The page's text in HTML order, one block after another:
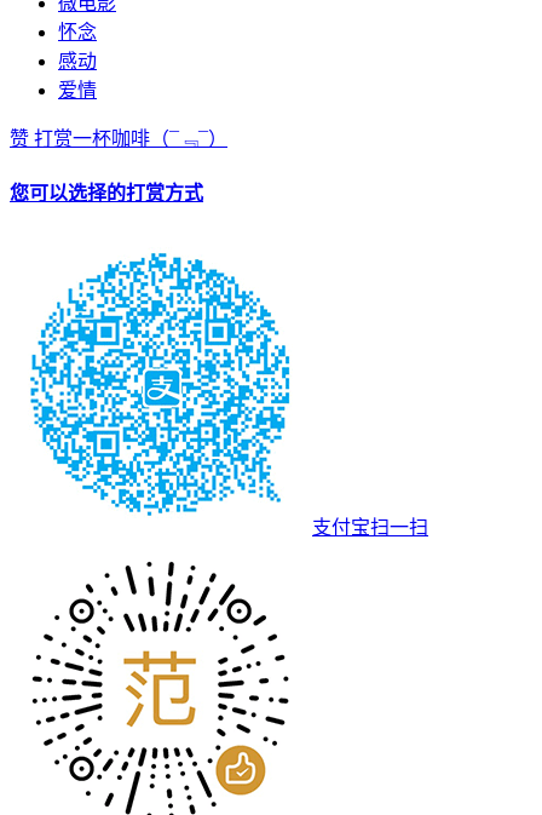
怀念
感动
爱情
赞 打赏一杯咖啡 （¯﹃¯）
您可以选择的打赏方式
支付宝扫一扫